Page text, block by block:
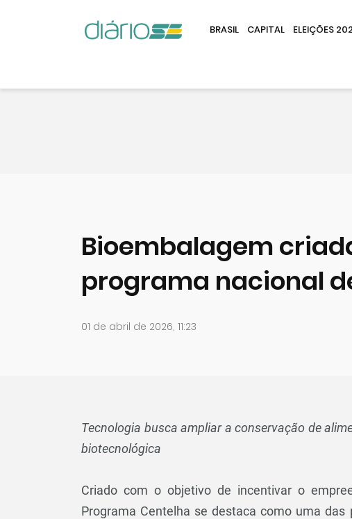
BRASIL CAPITAL ELEIÇÕES
Bioembalagem
programa nacional
01 de abril de 2026, 11:23
Tecnologia busca ampliar a conservação de
biotecnológica
Criado com o objetivo de incentivar o
Programa Centelha se destaca como uma